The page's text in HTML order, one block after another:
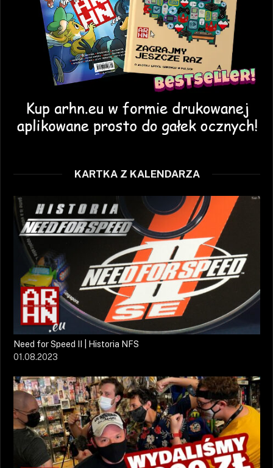
KARTKA Z KALENDARZA
Need for Speed II | Historia NFS
01.08.2023